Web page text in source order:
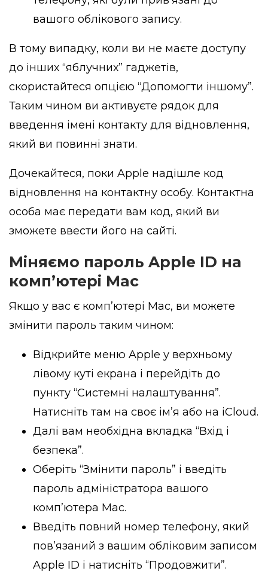
вашого облікового запису.
В тому випадку, коли ви не маєте доступу
до інших “яблучних” гаджетів,
скористайтеся опцією “Допомогти іншому”.
Таким чином ви активуєте рядок для
введення імені контакту для відновлення,
який ви повинні знати.
Дочекайтеся, поки Apple надішле код
відновлення на контактну особу. Контактна
особа має передати вам код, який ви
зможете ввести його на сайті.
Міняємо пароль Apple ID на
комп’ютері Mac
Якщо у вас є комп’ютері Mac, ви можете
змінити пароль таким чином:
Відкрийте меню Apple у верхньому
лівому куті екрана і перейдіть до
пункту “Системні налаштування”.
Натисніть там на своє ім’я або на iCloud.
Далі вам необхідна вкладка “Вхід і
безпека”.
Оберіть “Змінити пароль” і введіть
пароль адміністратора вашого
комп’ютера Mac.
Введіть повний номер телефону, який
пов’язаний з вашим обліковим записом
Apple ID і натисніть “Продовжити”.